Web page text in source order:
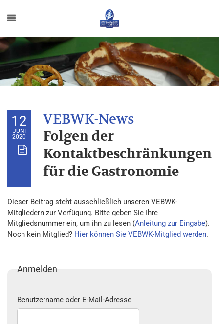
12
JUNI
2020
Folgen der
Kontaktbeschränkungen
für die Gastronomie
Dieser Beitrag steht ausschließlich unseren VEBWK-
Mitgliedern zur Verfügung. Bitte geben Sie Ihre
Mitgliedsnummer ein, um ihn zu lesen (Anleitung zur Eingabe).
Noch kein Mitglied? Hier können Sie VEBWK-Mitglied werden.
Anmelden
Benutzername oder E-Mail-Adresse